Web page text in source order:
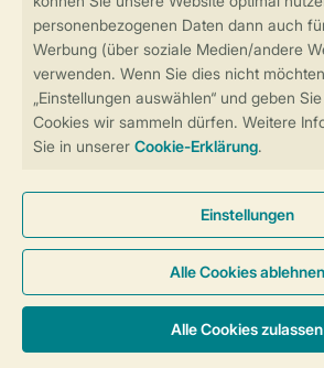
Sicherstellung Deiner
Sichere Datenübertragung
Sicheres Bezahlen
Cookies und Banner
© 2026 Landal GreenParks